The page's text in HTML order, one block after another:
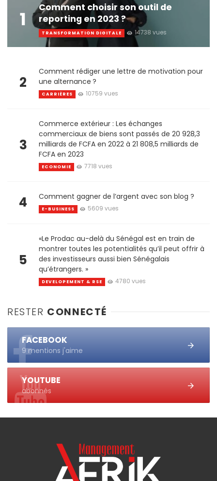
1
Comment choisir son outil de
reporting en 2023 ?
TRANSFORMATION DIGITALE 14738 vues
2
Comment rédiger une lettre de motivation pour
une alternance ?
CARRIÈRES 10759 vues
3
Commerce extérieur : Les échanges
commerciaux de biens sont passés de 20 928,3
milliards de FCFA en 2022 à 21 808,5 milliards de
FCFA en 2023
ECONOMIE 7718 vues
4 Comment gagner de l’argent avec son blog ?
E-BUSINESS 5609 vues
5
«Le Prodac au-delà du Sénégal est en train de
montrer toutes les potentialités qu’il peut offrir à
des investisseurs aussi bien Sénégalais
qu’étrangers. »
DEVELOPEMENT & RSE 4780 vues
RESTER CONNECTÉ
FACEBOOK
9 mentions j'aime
YOUTUBE
abonnés